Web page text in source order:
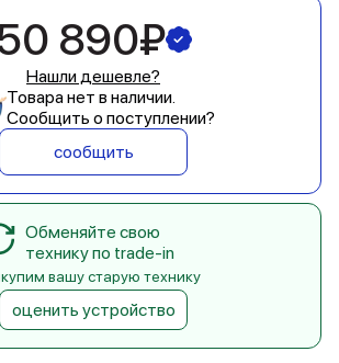
890₽
Нашли дешевле?
Товара нет в наличии.
Сообщить о поступлении?
сообщить
Обменяйте свою
технику по trade-in
вашу старую технику
оценить устройство